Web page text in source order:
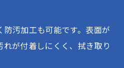
汚加工も可能です。表面が
が付着しにくく、拭き取り